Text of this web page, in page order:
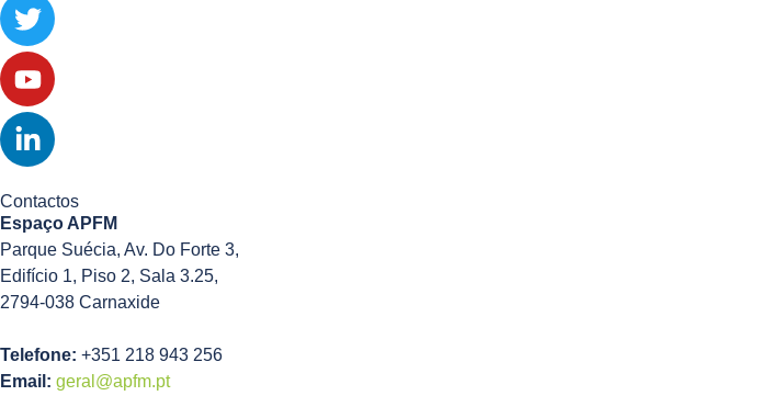
Contactos
Espaço APFM
Parque Suécia, Av. Do Forte 3,
Edifício 1, Piso 2, Sala 3.25,
2794-038 Carnaxide
Telefone: +351 218 943 256
Email: geral@apfm.pt